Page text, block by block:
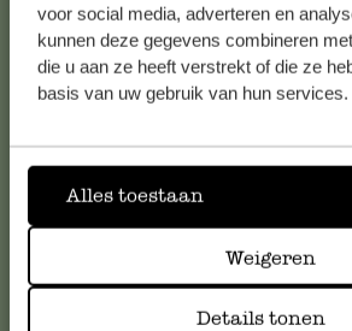
voor social media, adverteren en
kunnen deze gegevens combineren
die u aan ze heeft verstrekt of die ze
basis van uw gebruik van hun services.
Alles toestaan
Weigeren
Details tonen
Service clientèle
Pour toute question ou demande de
veuillez contacter notre service
serviceclientele@dille-kamille.com
Service client en ligne